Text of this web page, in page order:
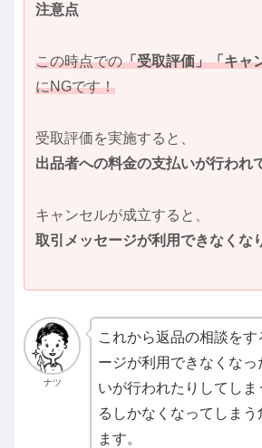
注意点
この時点での「受取評価」「キャ
にNGです！
受取評価を実施すると、
出品者への料金の支払いが行われ
キャンセルが成立すると、
取引メッセージが利用できなくな
ナツ
これから返品の相談を
ージが利用できなくな
いが行われたりしてし
るしかなくなってしまう
ます。